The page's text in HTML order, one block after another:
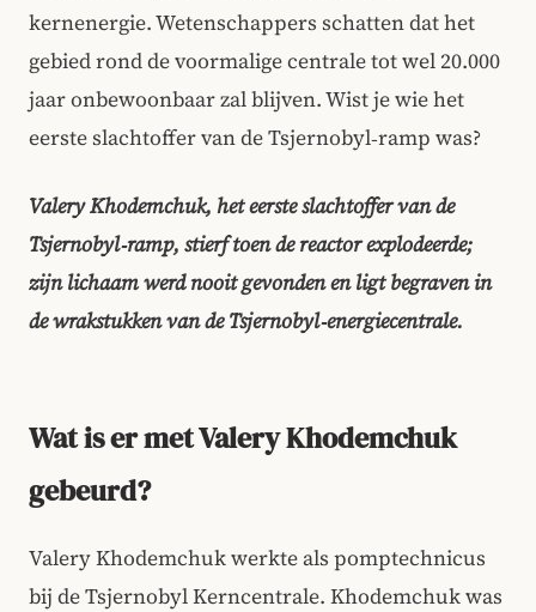
kernenergie. Wetenschappers schatten dat het
gebied rond de voormalige centrale tot wel 20.000
jaar onbewoonbaar zal blijven. Wist je wie het
eerste slachtoffer van de Tsjernobyl‑ramp was?
Valery Khodemchuk, het eerste slachtoffer van de
Tsjernobyl‑ramp, stierf toen de reactor explodeerde;
zijn lichaam werd nooit gevonden en ligt begraven in
de wrakstukken van de Tsjernobyl‑energiecentrale.
Wat is er met Valery Khodemchuk
gebeurd?
Valery Khodemchuk werkte als pomptechnicus
bij de Tsjernobyl Kerncentrale. Khodemchuk was